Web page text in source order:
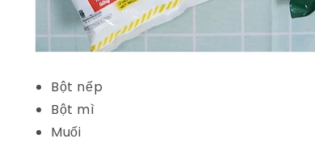
Bột nếp
Bột mì
Muối